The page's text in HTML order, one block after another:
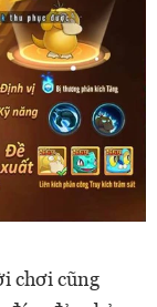
chơi cũng